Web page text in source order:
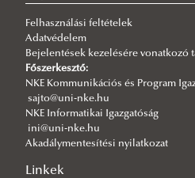
2026/07/30
Q-s/D-s pályázati felhívás
2026/07/30
Új esély a továbbtanulásra: válaszd
2026/07/29
A gyermek mindenek felett
2026/07/27
Hamarosan indul a jelentkezés az
Felhasználási feltételek
Adatvédelem
Bejelentések kezelésére vonatkozó
Főszerkesztő:
NKE Kommunikációs és Program
sajto@uni-nke.hu
NKE Informatikai Igazgatóság
ini@uni-nke.hu
Akadálymentesítési nyilatkozat
Linkek